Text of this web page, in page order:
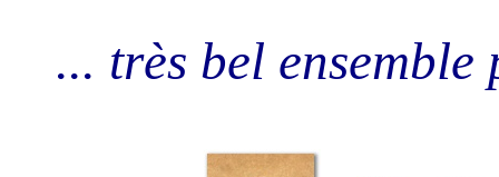
... très bel